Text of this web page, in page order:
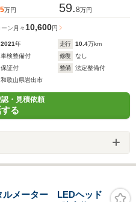
5万円 59.8万円
ン 月々 10,600円
2021年 走行 10.4万km
車検整備付 修復
なし
保証付 整備
法定整備付
和歌山県岩出市
・見積依頼
る
メーター LEDヘッド